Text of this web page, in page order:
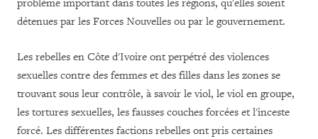
problème important dans toutes les régions, qu'elles soient
détenues par les Forces Nouvelles ou par le gouvernement.
Les rebelles en Côte d'Ivoire ont perpétré des violences
sexuelles contre des femmes et des filles dans les zones se
trouvant sous leur contrôle, à savoir le viol, le viol en groupe,
les tortures sexuelles, les fausses couches forcées et l'inceste
forcé. Les différentes factions rebelles ont pris certaines